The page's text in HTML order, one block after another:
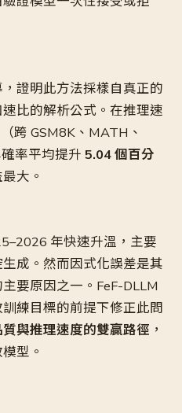
證明此方法採樣自真正的
比的解析公式。在推理速
（跨 GSM8K、MATH、
率平均提升 5.04 個百分
大。
年快速升溫，主要
成。然而因式化誤差是其
要原因之一。FeF-DLLM
練目標的前提下修正此問
與推理速度的雙贏路徑 ，
型。